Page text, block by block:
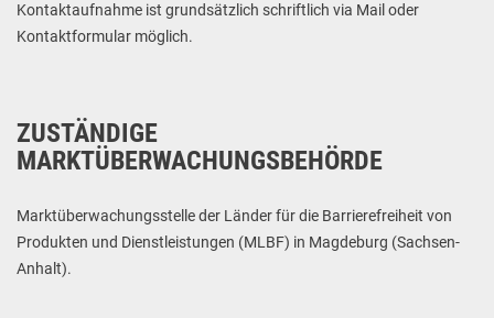
Kontaktaufnahme ist grundsätzlich schriftlich via Mail oder
Kontaktformular möglich.
ZUSTÄNDIGE
MARKTÜBERWACHUNGSBEHÖRDE
Marktüberwachungsstelle der Länder für die Barrierefreiheit von
Produkten und Dienstleistungen (MLBF) in Magdeburg (Sachsen-
Anhalt).